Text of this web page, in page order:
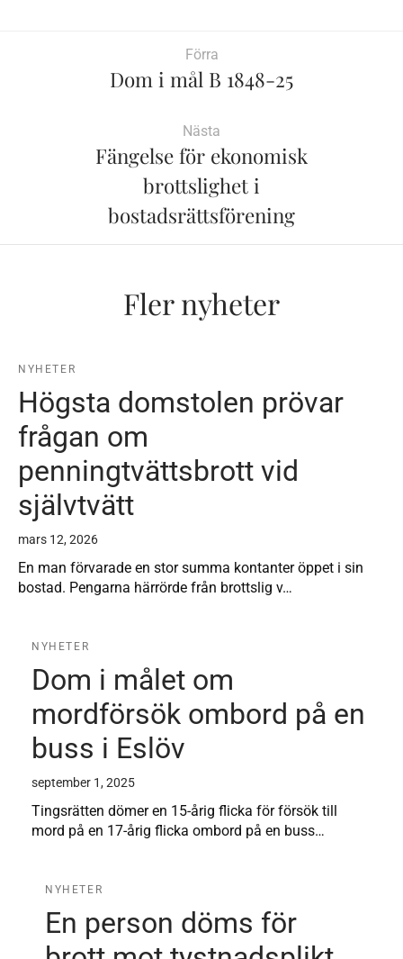
Förra
Dom i mål B 1848-25
Nästa
Fängelse för ekonomisk
brottslighet i
bostadsrättsförening
Fler nyheter
NYHETER
Högsta domstolen prövar
frågan om
penningtvättsbrott vid
självtvätt
mars 12, 2026
En man förvarade en stor summa kontanter öppet i sin
bostad. Pengarna härrörde från brottslig v…
NYHETER
Dom i målet om
mordförsök ombord på en
buss i Eslöv
september 1, 2025
Tingsrätten dömer en 15-årig flicka för försök till
mord på en 17-årig flicka ombord på en buss…
NYHETER
En person döms för